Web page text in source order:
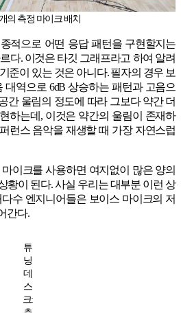
의 측정 마이크 배치
적으로 어떤 응답 패턴을 구현할지는
다. 이것은 타깃 그래프라고 하여 알려
준이 있는 것은 아니다. 필자의 경우 보
대역으로 6dB 상승하는 패턴과 고음으
간 울림의 정도에 따라 그보다 약간 더
하는데, 이것은 약간의 울림이 존재하
런스 음악을 재생할 때 가장 자연스럽
이크를 사용하면 여지없이 많은 양의
황이 된다. 사실 우리는 대부분 이런 상
수 엔지니어들은 보이스 마이크의 저
간다.
튜
닝
데
스
크: